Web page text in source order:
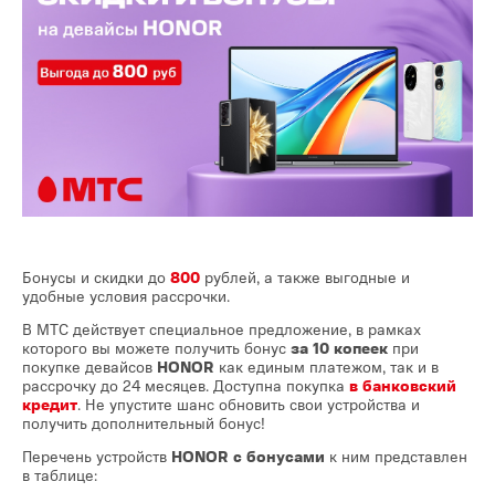
Бонусы и скидки до 800 рублей, а также выгодные и
удобные условия рассрочки.
В МТС действует специальное предложение, в рамках
которого вы можете получить бонус за 10 копеек при
покупке девайсов HONOR как единым платежом, так и в
рассрочку до 24 месяцев. Доступна покупка в банковский
кредит. Не упустите шанс обновить свои устройства и
получить дополнительный бонус!
Перечень устройств HONOR с бонусами к ним представлен
в таблице: